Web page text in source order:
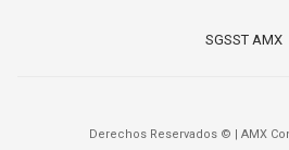
SGSST AMX
Derechos Reservados © | AMX